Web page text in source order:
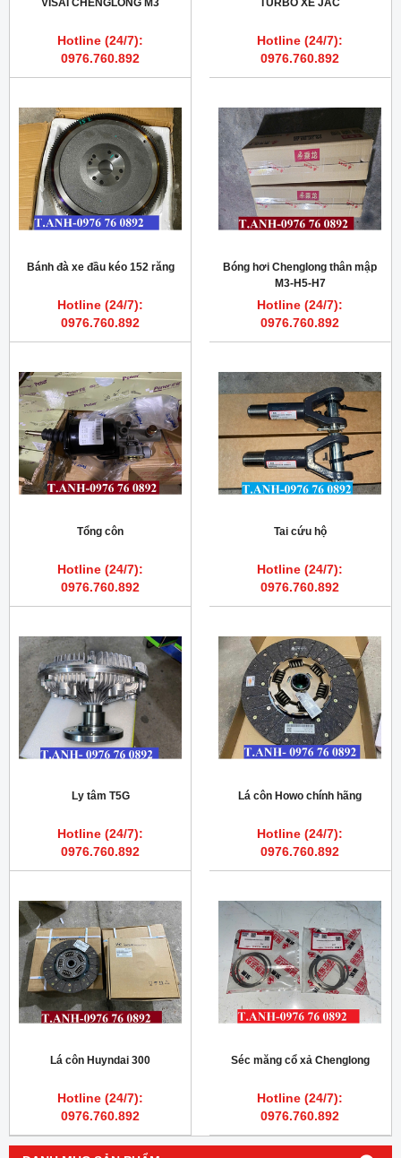
VISAI CHENGLONG M3
Hotline (24/7):
0976.760.892
TURBO XE JAC
Hotline (24/7):
0976.760.892
Bánh đà xe đầu kéo 152 răng
Hotline (24/7):
0976.760.892
Bóng hơi Chenglong thân mập
M3-H5-H7
Hotline (24/7):
0976.760.892
Tổng côn
Hotline (24/7):
0976.760.892
Tai cứu hộ
Hotline (24/7):
0976.760.892
Ly tâm T5G
Hotline (24/7):
0976.760.892
Lá côn Howo chính hãng
Hotline (24/7):
0976.760.892
Lá côn Huyndai 300
Hotline (24/7):
0976.760.892
Séc măng cổ xả Chenglong
Hotline (24/7):
0976.760.892